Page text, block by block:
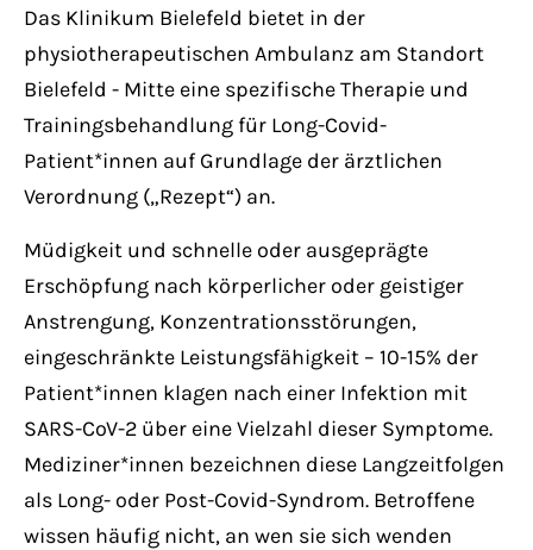
Have any questions?
+44 1234 567 890
Drop us a line
info@yourdomain.com
Lorem ipsum dolor sit amet, consectetuer
adipiscing elit.
Aenean commodo ligula eget dolor. Aenean
massa. Cum sociis natoque penatibus et
magnis dis parturient montes, nascetur
ridiculus mus. Donec quam felis, ultricies
nec.
Das Klinikum Bielefeld bietet in der
physiotherapeutischen Ambulanz am Standort
Bielefeld - Mitte eine spezifische Therapie und
Trainingsbehandlung für Long-Covid-
Patient*innen auf Grundlage der ärztlichen
Verordnung („Rezept“) an.
Müdigkeit und schnelle oder ausgeprägte
Erschöpfung nach körperlicher oder geistiger
Anstrengung, Konzentrationsstörungen,
eingeschränkte Leistungsfähigkeit – 10-15% der
Patient*innen klagen nach einer Infektion mit
SARS-CoV-2 über eine Vielzahl dieser Symptome.
Mediziner*innen bezeichnen diese Langzeitfolgen
als Long- oder Post-Covid-Syndrom. Betroffene
wissen häufig nicht, an wen sie sich wenden